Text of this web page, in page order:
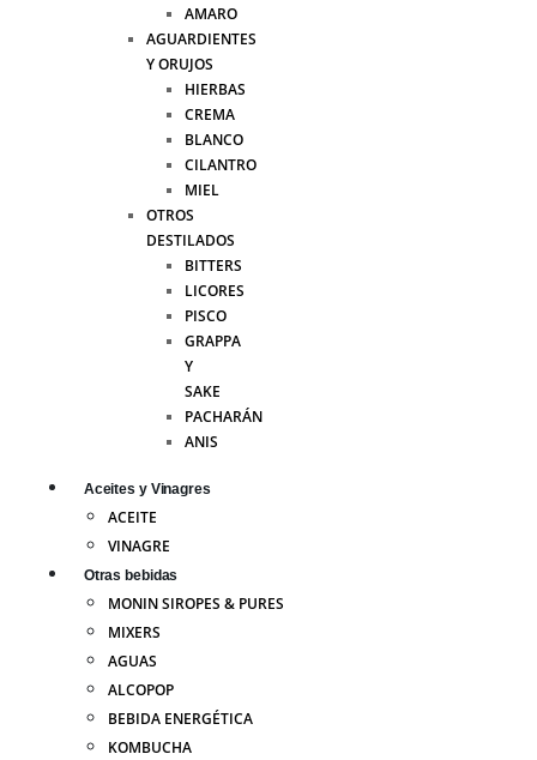
AMARO
AGUARDIENTES
Y ORUJOS
HIERBAS
CREMA
BLANCO
CILANTRO
MIEL
OTROS
DESTILADOS
BITTERS
LICORES
PISCO
GRAPPA
Y
SAKE
PACHARÁN
ANIS
Aceites y Vinagres
ACEITE
VINAGRE
Otras bebidas
MONIN SIROPES & PURES
MIXERS
AGUAS
ALCOPOP
BEBIDA ENERGÉTICA
KOMBUCHA